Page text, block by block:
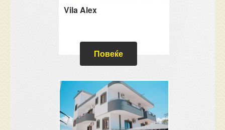
Vila Alex
Повеќе